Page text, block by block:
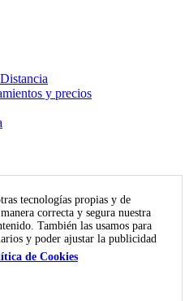
y precios
tecnologías propias y de
correcta y segura nuestra
También las usamos para
y poder ajustar la publicidad
de Cookies